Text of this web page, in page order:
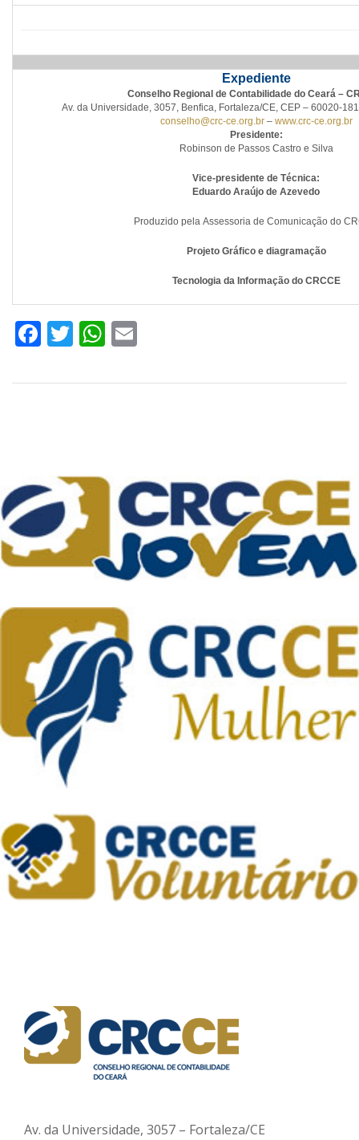
Expediente
Conselho Regional de Contabilidade do Ceará –
Av. da Universidade, 3057, Benfica, Fortaleza/CE, CEP – 60020-
conselho@crc-ce.org.br– www.crc-ce.org.br
Presidente:
Robinson de Passos Castro e Silva
Vice-presidente de Técnica:
Eduardo Araújo de Azevedo
Produzido pela Assessoria de Comunicação do
Projeto Gráfico e diagramação
Tecnologia da Informação do CRCCE
Facebook
TwitterWhatsApp
Av. da Universidade, 3057 – Fortaleza/CE